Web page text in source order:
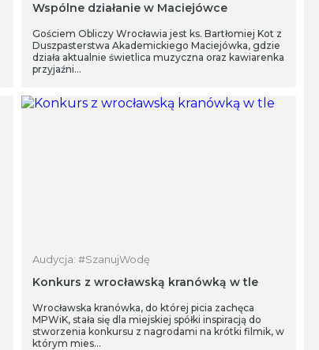
Wspólne działanie w Maciejówce
Gościem Obliczy Wrocławia jest ks. Bartłomiej Kot z
Duszpasterstwa Akademickiego Maciejówka, gdzie
działa aktualnie świetlica muzyczna oraz kawiarenka
przyjaźni…
Audycja: #SzanujWodę
Konkurs z wrocławską kranówką w tle
Wrocławska kranówka, do której picia zachęca
MPWiK, stała się dla miejskiej spółki inspiracją do
stworzenia konkursu z nagrodami na krótki filmik, w
którym mies…